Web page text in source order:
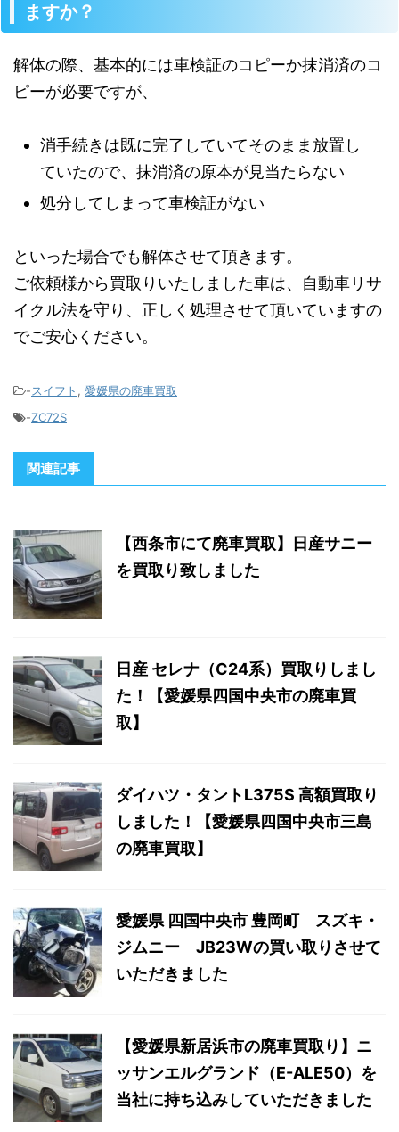
ますか？
解体の際、基本的には車検証のコピーか抹消済のコ
ピーが必要ですが、
消手続きは既に完了していてそのまま放置し
ていたので、抹消済の原本が見当たらない
処分してしまって車検証がない
といった場合でも解体させて頂きます。
ご依頼様から買取りいたしました車は、自動車リサ
イクル法を守り、正しく処理させて頂いていますの
でご安心ください。
-スイフト , 愛媛県の廃車買取
-ZC72S
関連記事
【西条市にて廃車買取】日産サニー
を買取り致しました
日産 セレナ（C24系）買取りしまし
た！【愛媛県四国中央市の廃車買
取】
ダイハツ・タントL375S 高額買取り
しました！【愛媛県四国中央市三島
の廃車買取】
愛媛県 四国中央市 豊岡町 スズキ・
ジムニー JB23Wの買い取りさせて
いただきました
【愛媛県新居浜市の廃車買取り】ニ
ッサンエルグランド（E-ALE50）を
当社に持ち込みしていただきました